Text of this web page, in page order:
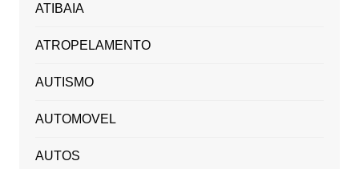
ATIBAIA
ATROPELAMENTO
AUTISMO
AUTOMOVEL
AUTOS